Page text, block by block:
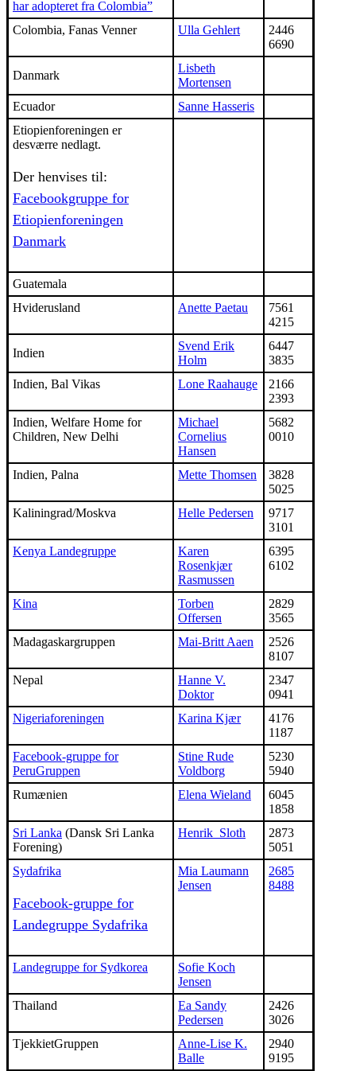
har adopteret fra Colombia”
Colombia, Fanas Venner
Ulla Gehlert
2446
6690
Danmark
Lisbeth
Mortensen
Ecuador
Sanne Hasseris
Etiopienforeningen er
desværre nedlagt.
Der henvises til:
Facebookgruppe for
Etiopienforeningen
Danmark
Guatemala
Hviderusland
Anette Paetau
7561
4215
Indien
Svend Erik
Holm
6447
3835
Indien, Bal Vikas
Lone Raahauge
2166
2393
Indien, Welfare Home for
Children, New Delhi
Michael
Cornelius
Hansen
5682
0010
Indien, Palna Mette Thomsen
3828
5025
Kaliningrad/Moskva
Helle Pedersen
9717
3101
Kenya Landegruppe
Karen
Rosenkjær
Rasmussen
6395
6102
Kina
Torben
Offersen
2829
3565
Madagaskargruppen
Mai-Britt Aaen
2526
8107
Nepal
Hanne V.
Doktor
2347
0941
Nigeriaforeningen
Karina Kjær
4176
1187
Facebook-gruppe for
PeruGruppen
Stine Rude
Voldborg
5230
5940
Rumænien
Elena Wieland
6045
1858
Sri Lanka (Dansk Sri Lanka
Forening)
Henrik Sloth
2873
5051
Sydafrika
Facebook-gruppe for
Landegruppe Sydafrika
Mia Laumann
Jensen
2685
8488
Landegruppe for Sydkorea
Sofie Koch
Jensen
Thailand
Ea Sandy
Pedersen
2426
3026
TjekkietGruppen
Anne-Lise K.
Balle
2940
9195